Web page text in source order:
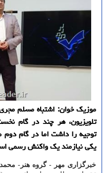
موزیک خوان: اشتباه مسلم
تلویزیون، هر چند در گام
توجیه را داشت اما در گام
یکی نیازمند یک واکنش رسمی
خبرگزاری مهر - گروه هنر-